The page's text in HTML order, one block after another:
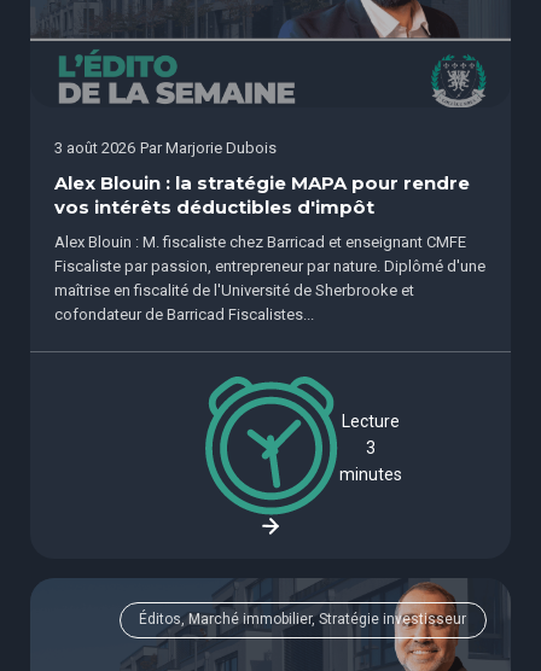
3 août 2026 Par Marjorie Dubois
Alex Blouin : la stratégie MAPA pour rendre
vos intérêts déductibles d'impôt
Alex Blouin : M. fiscaliste chez Barricad et enseignant CMFE
Fiscaliste par passion, entrepreneur par nature. Diplômé d'une
maîtrise en fiscalité de l'Université de Sherbrooke et
cofondateur de Barricad Fiscalistes...
Lecture
3
minutes
Éditos, Marché immobilier, Stratégie investisseur